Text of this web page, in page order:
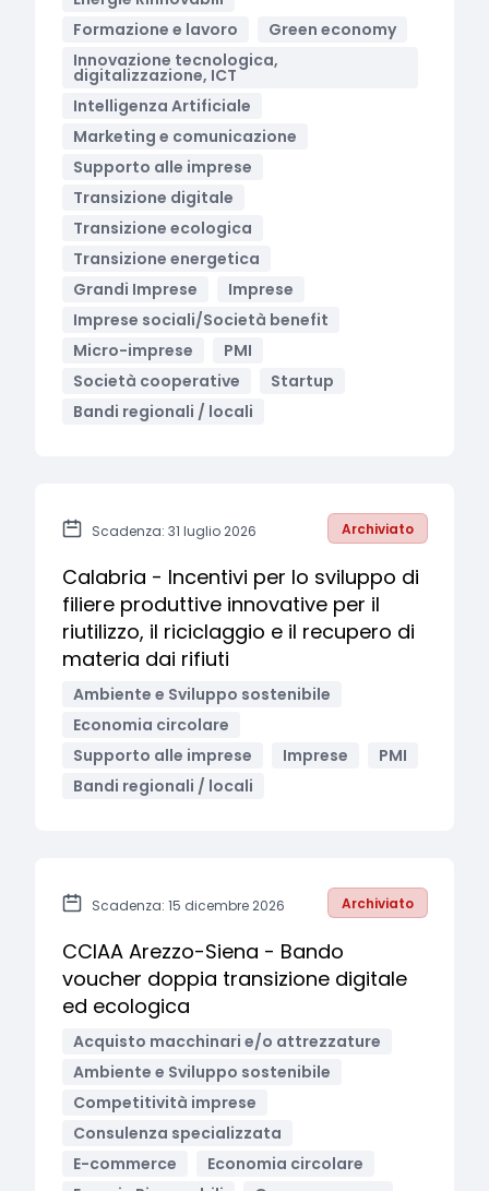
Formazione e lavoro
Green economy
Innovazione tecnologica,
digitalizzazione, ICT
Intelligenza Artificiale
Marketing e comunicazione
Supporto alle imprese
Transizione digitale
Transizione ecologica
Transizione energetica
Grandi Imprese
Imprese
Imprese sociali/Società benefit
Micro-imprese
PMI
Società cooperative
Startup
Bandi regionali / locali
Scadenza: 31 luglio 2026 Archiviato
Calabria - Incentivi per lo sviluppo di
filiere produttive innovative per il
riutilizzo, il riciclaggio e il recupero di
materia dai rifiuti
Ambiente e Sviluppo sostenibile
Economia circolare
Supporto alle imprese
Imprese
PMI
Bandi regionali / locali
Scadenza: 15 dicembre 2026 Archiviato
CCIAA Arezzo-Siena - Bando
voucher doppia transizione digitale
ed ecologica
Acquisto macchinari e/o attrezzature
Ambiente e Sviluppo sostenibile
Competitività imprese
Consulenza specializzata
E-commerce
Economia circolare